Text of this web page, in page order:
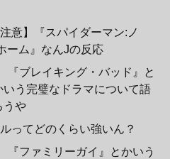
注意】『スパイダーマン:ノ
ーム』なんJの反応
『ブレイキング・バッド』と
いう完璧なドラマについて語
うや
ってどのくらい強いん？
『ファミリーガイ』とかいう